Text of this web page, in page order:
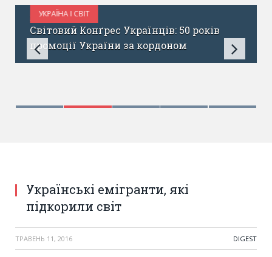
УКРАЇНА І СВІТ
ЖОВТЕНЬ 6, 2017
Світовий Конґрес Українців: 50 років
промоції України за кордоном
Українські емігранти, які
підкорили світ
ТРАВЕНЬ 11, 2016 DIGEST